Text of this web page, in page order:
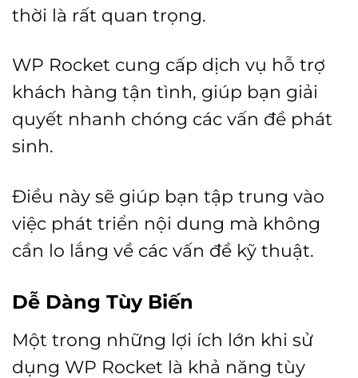
thời là rất quan trọng.
WP Rocket cung cấp dịch vụ hỗ trợ
khách hàng tận tình, giúp bạn giải
quyết nhanh chóng các vấn đề phát
sinh.
Điều này sẽ giúp bạn tập trung vào
việc phát triển nội dung mà không
cần lo lắng về các vấn đề kỹ thuật.
Dễ Dàng Tùy Biến
Một trong những lợi ích lớn khi sử
dụng WP Rocket là khả năng tùy